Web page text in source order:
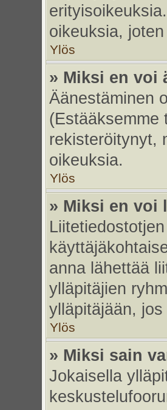
oikeuksia,
Ylös
» Miksi en voi
Äänestäminen
(Estääksemme
rekisteröitynyt,
oikeuksia.
Ylös
» Miksi en voi
anna lähettää
ylläpitäjien
ylläpitäjään,
Ylös
» Miksi sain
Jokaisella